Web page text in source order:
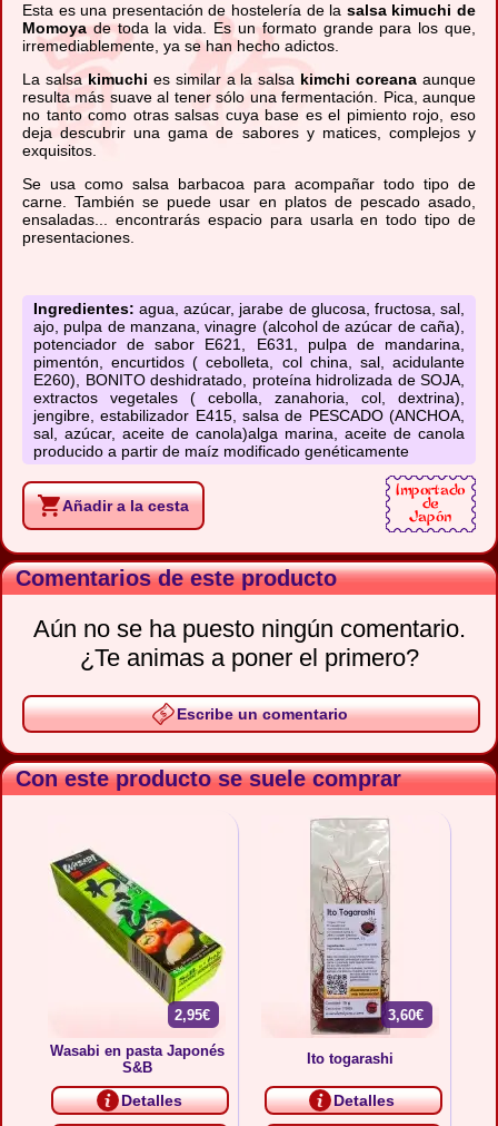
Esta es una presentación de hostelería de la salsa kimuchi de
Momoyade toda la vida. Es un formato grande para los que,
irremediablemente, ya se han hecho adictos.
La salsakimuchi es similar a la salsa kimchi coreana aunque
resulta más suave al tener sólo una fermentación. Pica, aunque
no tanto como otras salsas cuya base es el pimiento rojo, eso
deja descubrir una gama de sabores y matices, complejos y
exquisitos.
Se usa como salsa barbacoa para acompañar todo tipo de
carne. También se puede usar en platos de pescado asado,
ensaladas... encontrarás espacio para usarla en todo tipo de
presentaciones.
Ingredientes: agua, azúcar, jarabe de glucosa, fructosa, sal,
ajo, pulpa de manzana, vinagre (alcohol de azúcar de caña),
potenciador de sabor E621, E631, pulpa de mandarina,
pimentón, encurtidos ( cebolleta, col china, sal, acidulante
E260), BONITO deshidratado, proteína hidrolizada de SOJA,
extractos vegetales ( cebolla, zanahoria, col, dextrina),
jengibre, estabilizador E415, salsa de PESCADO (ANCHOA,
sal, azúcar, aceite de canola)alga marina, aceite de canola
producido a partir de maíz modificado genéticamente
Añadir a la cesta
Comentarios de este producto
Aún no se ha puesto ningún comentario.
¿Te animas a poner el primero?
Escribe un comentario
Con este producto se suele comprar
2,95€
Wasabi en pasta Japonés
S&B
Detalles
3,60€
Ito togarashi
Detalles